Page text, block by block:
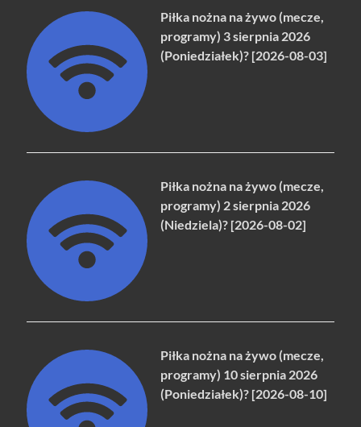
Piłka nożna na żywo (mecze,
programy) 3 sierpnia 2026
(Poniedziałek)? [2026-08-03]
Piłka nożna na żywo (mecze,
programy) 2 sierpnia 2026
(Niedziela)? [2026-08-02]
Piłka nożna na żywo (mecze,
programy) 10 sierpnia 2026
(Poniedziałek)? [2026-08-10]